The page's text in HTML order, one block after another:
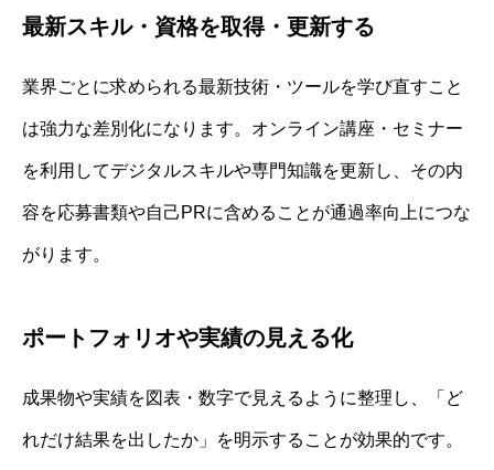
最新スキル・資格を取得・更新する
業界ごとに求められる最新技術・ツールを学び直すこと
は強力な差別化になります。オンライン講座・セミナー
を利用してデジタルスキルや専門知識を更新し、その内
容を応募書類や自己PRに含めることが通過率向上につな
がります。
ポートフォリオや実績の見える化
成果物や実績を図表・数字で見えるように整理し、「ど
れだけ結果を出したか」を明示することが効果的です。